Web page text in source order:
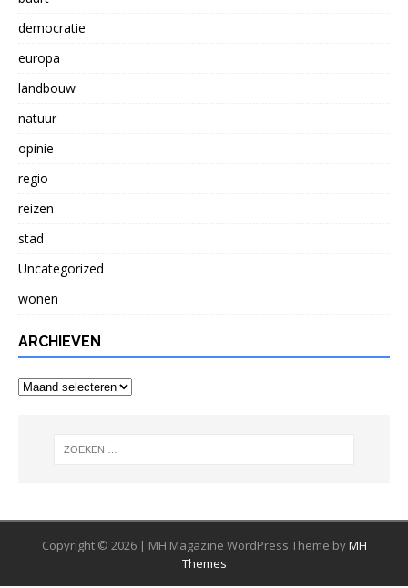
democratie
europa
landbouw
natuur
opinie
regio
reizen
stad
Uncategorized
wonen
ARCHIEVEN
Archieven
Copyright © 2026 | MH Magazine WordPress Theme byMH
Themes